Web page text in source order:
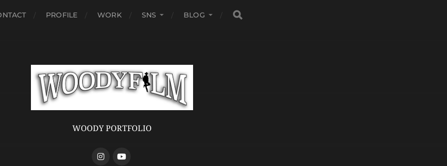
PROFILE WORK SNS BLOG
WOODY PORTFOLIO